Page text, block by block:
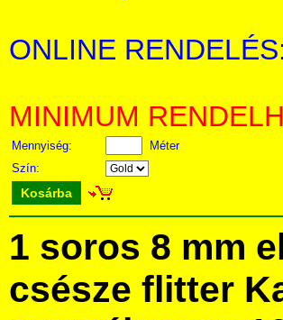
ONLINE RENDELÉS:
MINIMUM
Mennyiség:
Méter
Szín:
Kosárba
1 soros 8 mm
csésze flitter